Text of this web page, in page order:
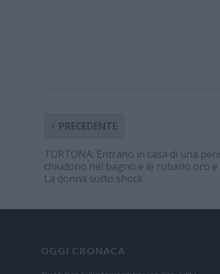
PRECEDENTE
TORTONA: Entrano in casa di una
chiudono nel bagno e le rubano oro
La donna sotto shock
OGGI CRONACA